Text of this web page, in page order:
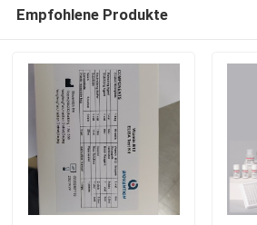
Empfohlene Produkte